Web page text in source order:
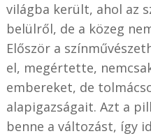
világba került, ahol az
belülről, de a közeg
Először a
el, megértette,
embereket, de
alapigazságait. Azt a
benne a változást, így